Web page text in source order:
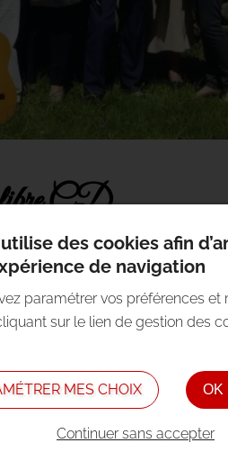
CD
del Convise
À 00H31 DANS LE MOT
las cançons amb la Corala
amb l'acordeon
des cookies afin
de navigation
paramétrer vos préférences et
sur le lien de gestion des
MES CHOIX OK
Continuer sans accepter